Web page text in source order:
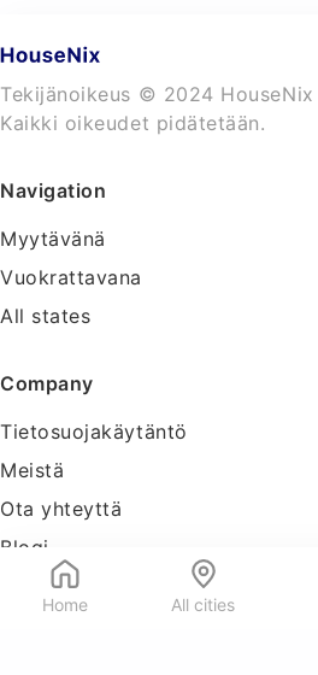
Home All cities
Tekijänoikeus © 2024 HouseNix
Kaikki oikeudet pidätetään.
Navigation
Myytävänä
Vuokrattavana
All states
Company
Tietosuojakäytäntö
Meistä
Ota yhteyttä
Blogi
Tools